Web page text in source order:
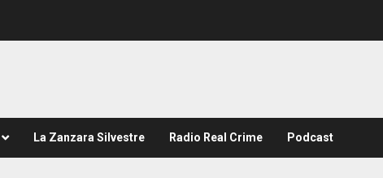
La Zanzara Silvestre Radio Real Crime Podcast